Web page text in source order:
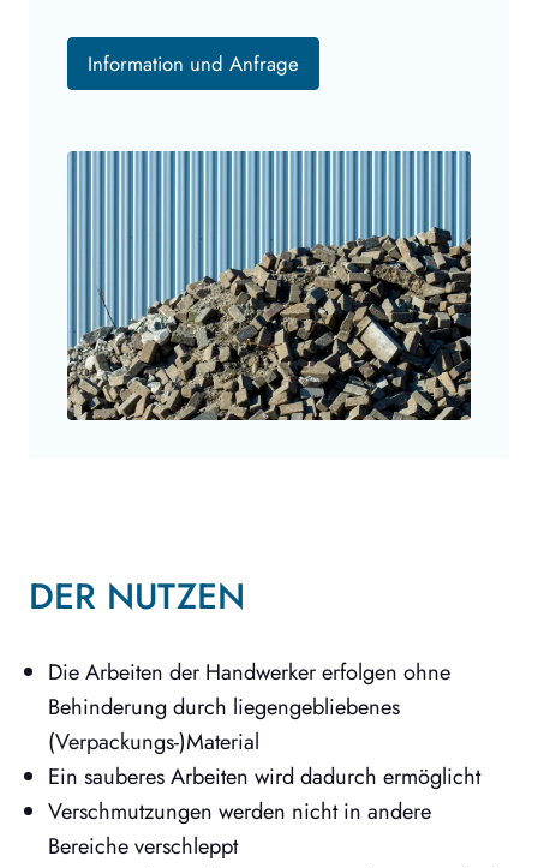
Information und Anfrage
DER NUTZEN
Die Arbeiten der Handwerker erfolgen ohne
Behinderung durch liegengebliebenes
(Verpackungs-)Material
Ein sauberes Arbeiten wird dadurch ermöglicht
Verschmutzungen werden nicht in andere
Bereiche verschleppt